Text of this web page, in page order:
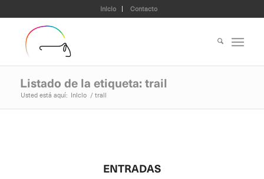
Inicio Contacto
Listado de la etiqueta: trail
Usted está aquí: Inicio / trail
ENTRADAS